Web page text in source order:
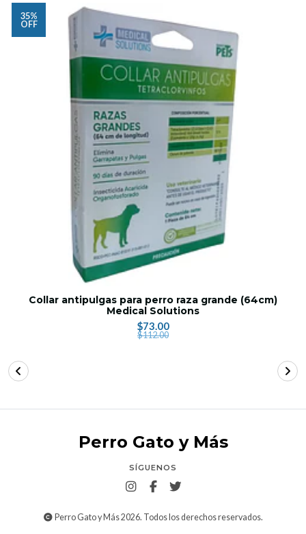
35%
OFF
Collar antipulgas para perro raza grande (64cm)
Medical Solutions
$73.00
$112.00
Perro Gato y Más
SÍGUENOS
Perro Gato y Más 2026. Todos los derechos reservados.